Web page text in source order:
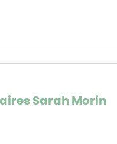
Sarah Morin